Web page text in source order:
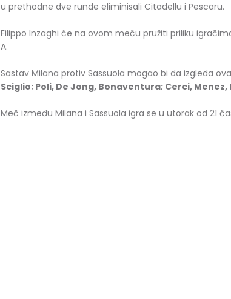
u prethodne dve runde eliminisali Citadellu i Pescaru.
Filippo Inzaghi će na ovom meču pružiti priliku
A.
Sastav Milana protiv Sassuola mogao bi da izgleda
Sciglio; Poli, De Jong, Bonaventura; Cerci, Menez,
Meč između Milana i Sassuola igra se u utorak od 21